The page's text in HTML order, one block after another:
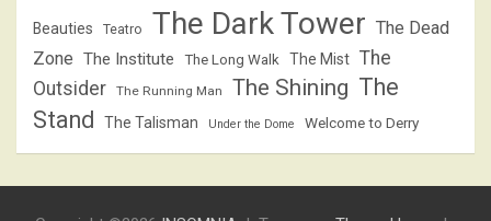
Beauties Teatro The Dark Tower The Dead
Zone The Institute The Long Walk The Mist The
Outsider
The Running Man The Shining The
Stand
The Talisman Under the Dome Welcome to Derry